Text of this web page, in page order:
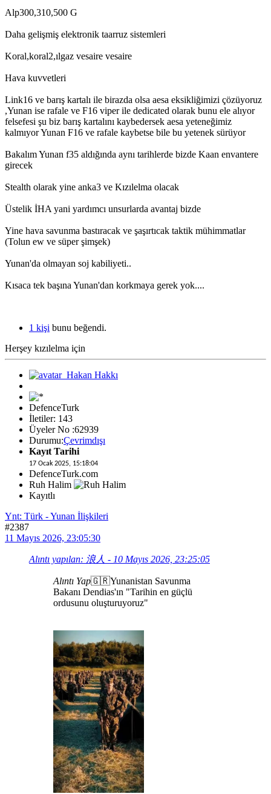
Alp300,310,500 G
Daha gelişmiş elektronik taarruz sistemleri
Koral,koral2,ılgaz vesaire vesaire
Hava kuvvetleri
Link16 ve barış kartalı ile birazda olsa aesa eksikliğimizi çözüyoruz
,Yunan ise rafale ve F16 viper ile dedicated olarak bunu ele alıyor
felsefesi şu biz barış kartalını kaybedersek aesa yeteneğimiz
kalmıyor Yunan F16 ve rafale kaybetse bile bu yetenek sürüyor
Bakalım Yunan f35 aldığında aynı tarihlerde bizde Kaan envantere
girecek
Stealth olarak yine anka3 ve Kızılelma olacak
Üstelik İHA yani yardımcı unsurlarda avantaj bizde
Yine hava savunma bastıracak ve şaşırtıcak taktik mühimmatlar
(Tolun ew ve süper şimşek)
Yunan'da olmayan soj kabiliyeti..
Kısaca tek başına Yunan'dan korkmaya gerek yok....
1 kişi bunu beğendi.
Herşey kızılelma için
DefenceTurk
İletiler: 143
Üyeler No :62939
Durumu:Çevrimdışı
Kayıt Tarihi
17 Ocak 2025, 15:18:04
DefenceTurk.com
Ruh Halim
Kayıtlı
Ynt: Türk - Yunan İlişkileri
#2387
11 Mayıs 2026, 23:05:30
Alıntı yapılan: 浪人 - 10 Mayıs 2026, 23:25:05
Alıntı Yap🇬🇷Yunanistan Savunma
Bakanı Dendias'ın "Tarihin en güçlü
ordusunu oluşturuyoruz"